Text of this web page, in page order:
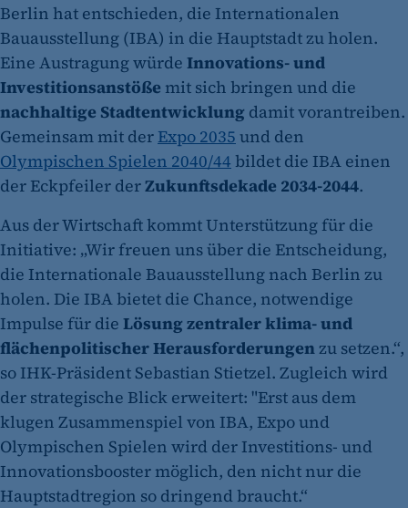
Berlin hat entschieden, die Internationalen
Bauausstellung (IBA) in die Hauptstadt zu holen.
Eine Austragung würde Innovations- und
Investitionsanstöße mit sich bringen und die
nachhaltige Stadtentwicklung damit vorantreiben.
Gemeinsam mit der Expo 2035 und den
Olympischen Spielen 2040/44 bildet die IBA einen
der Eckpfeiler derZukunftsdekade 2034-2044.
Aus der Wirtschaft kommt Unterstützung für die
Initiative: „Wir freuen uns über die Entscheidung,
die Internationale Bauausstellung nach Berlin zu
holen. Die IBA bietet die Chance, notwendige
Impulse für die Lösung zentraler klima- und
flächenpolitischer Herausforderungenzu setzen.“,
so IHK-Präsident Sebastian Stietzel. Zugleich wird
der strategische Blick erweitert: "Erst aus dem
klugen Zusammenspiel von IBA, Expo und
Olympischen Spielen wird der Investitions- und
Innovationsbooster möglich, den nicht nur die
Hauptstadtregion so dringend braucht.“